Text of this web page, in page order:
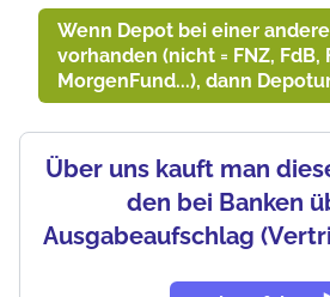
Wenn Depot bei einer
vorhanden (nicht = FNZ, FdB,
MorgenFund...), dann
Über uns kauft man
den bei Banken
Ausgabeaufschlag